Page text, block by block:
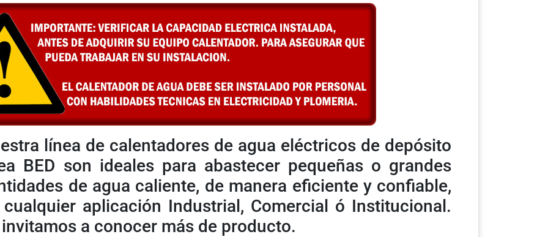
línea de calentadores de agua eléctricos de depósito
BED son ideales para abastecer pequeñas o grandes
de agua caliente, de manera eficiente y confiable,
aplicación Industrial, Comercial ó Institucional.
a conocer más de producto.